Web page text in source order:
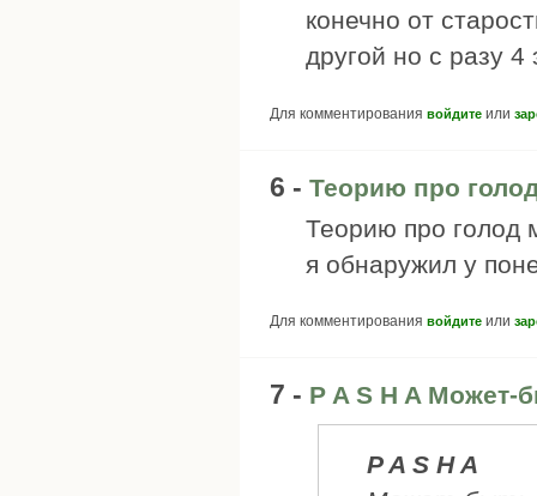
конечно от
другой но с разу 4
Для комментирования войдите или
6 - Теорию про
Теорию про голод
я обнаружил у
Для комментирования войдите или
7 - P A S H A Может-
P A S H A